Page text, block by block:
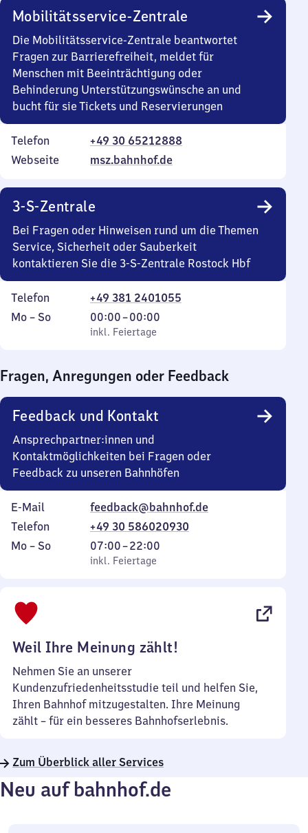
Mobilitätsservice-Zentrale
Die Mobilitätsservice-Zentrale beantwortet
Fragen zur Barrierefreiheit, meldet für
Menschen mit Beeinträchtigung oder
Behinderung Unterstützungswünsche an und
bucht für sie Tickets und Reservierungen
Telefon
+49 30 65212888
Webseite
msz.bahnhof.de
3-S-Zentrale
Bei Fragen oder Hinweisen rund um die Themen
Service, Sicherheit oder Sauberkeit
kontaktieren Sie die 3-S-Zentrale Rostock Hbf
Telefon
+49 381 2401055
Montag
Mo – So,
inkl. Feiertage
00:00–00:00
Von
0
0
Uhr
inkl. Feiertage
Fragen, Anregungen oder Feedback
Feedback und Kontakt
Ansprechpartner:innen und
Kontaktmöglichkeiten bei Fragen oder
Feedback zu unseren Bahnhöfen
E-Mail
feedback@bahnhof.de
Telefon
+49 30 586020930
Montag
Mo – So,
inkl. Feiertage
07:00–22:00
Von
7
inkl. Feiertage
Weil Ihre Meinung zählt!
Nehmen Sie an unserer
Kundenzufriedenheitsstudie teil und helfen Sie,
Ihren Bahnhof mitzugestalten. Ihre Meinung
zählt – für ein besseres Bahnhofserlebnis.
Zum Überblick aller Services
Neu auf bahnhof.de